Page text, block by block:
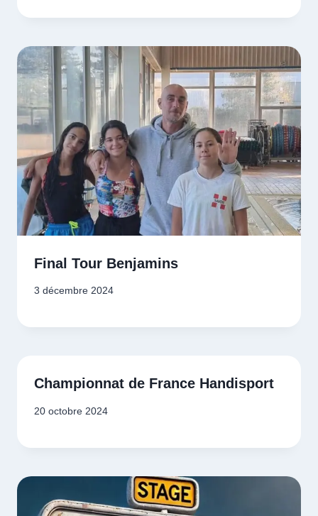
Final Tour Benjamins
3 décembre 2024
Championnat de France Handisport
20 octobre 2024